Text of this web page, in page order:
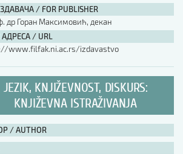
/ FOR PUBLISHER
др Горан Максимовић, декан
АДРЕСА / URL
www.filfak.ni.ac.rs/izdavastvo
JEZIK, KNJIŽEVNOST, DISKURS:
KNJIŽEVNA ISTRAŽIVANJA
/ AUTHOR